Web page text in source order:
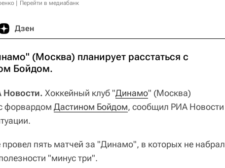
Перейти в медиабанк
Дзен
(Москва) планирует расстаться с
Бойдом.
Новости. Хоккейный клуб "Динамо" (Москва)
форвардом Дастином Бойдом, сообщил РИА Новости
пять матчей за "Динамо", в которых не набрал
"минус три".